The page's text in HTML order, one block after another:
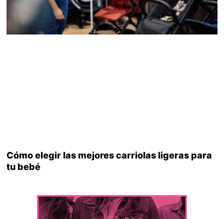
Cómo elegir las mejores carriolas ligeras para
tu bebé